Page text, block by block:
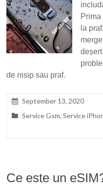
la
de nisip sau praf.
September 13, 2020
Service Gsm,Service
Ce este un